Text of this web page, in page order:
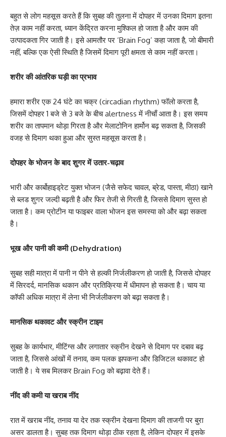
बहुत से लोग महसूस करते हैं कि सुबह की तुलना में दोपहर में उनका दिमाग इतना
तेज़ काम नहीं करता, ध्यान केंद्रित करना मुश्किल हो जाता है और काम की
उत्पादकता गिर जाती है। इसे आमतौर पर ‘Brain Fog’ कहा जाता है, जो बीमारी
नहीं, बल्कि एक ऐसी स्थिति है जिसमें दिमाग पूरी क्षमता से काम नहीं करता।
शरीर की आंतरिक घड़ी का प्रभाव
हमारा शरीर एक 24 घंटे का चक्र (circadian rhythm) फॉलो करता है,
जिसमें दोपहर 1 बजे से 3 बजे के बीच alertness में नीचाँ आता है। इस समय
शरीर का तापमान थोड़ा गिरता है और मेलाटोनिन हार्मोन बढ़ सकता है, जिसकी
वजह से दिमाग थका हुआ और सुस्त महसूस करता है।
दोपहर के भोजन के बाद शुगर में उतार-चढ़ाव
भारी और कार्बोहाइड्रेट युक्त भोजन (जैसे सफेद चावल, ब्रेड, पास्ता, मीठा) खाने
से ब्लड शुगर जल्दी बढ़ती है और फिर तेजी से गिरती है, जिससे दिमाग सुस्त हो
जाता है। कम प्रोटीन या फाइबर वाला भोजन इस समस्या को और बढ़ा सकता
है।
भूख और पानी की कमी (Dehydration)
सुबह सही मात्रा में पानी न पीने से हल्की निर्जलीकरण हो जाती है, जिससे दोपहर
में सिरदर्द, मानसिक थकान और प्रतिक्रिया में धीमापन हो सकता है। चाय या
कॉफी अधिक मात्रा में लेना भी निर्जलीकरण को बढ़ा सकता है।
मानसिक थकावट और स्क्रीन टाइम
सुबह के कार्यभार, मीटिंग्स और लगातार स्क्रीन देखने से दिमाग पर दबाव बढ़
जाता है, जिससे आंखों में तनाव, कम पलक झपकना और डिजिटल थकावट हो
जाती है। ये सब मिलकर Brain Fog को बढ़ावा देते हैं।
नींद की कमी या खराब नींद
रात में खराब नींद, तनाव या देर तक स्क्रीन देखना दिमाग की ताजगी पर बुरा
असर डालता है। सुबह तक दिमाग थोड़ा ठीक रहता है, लेकिन दोपहर में इसके